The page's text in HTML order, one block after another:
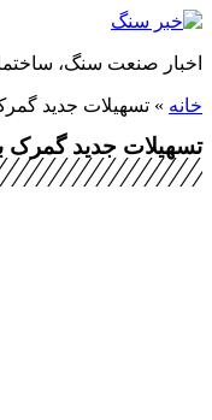
پرش
محتوا
اخبار صنعت سنگ،
خانه » تسهیلات جدید
تسهیلات جدید